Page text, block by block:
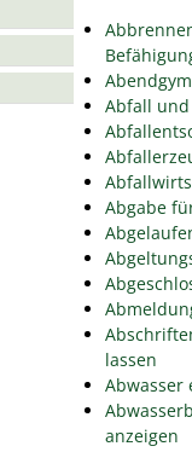
Abfall
Abgabe
lassen
Abwasser
anzeigen